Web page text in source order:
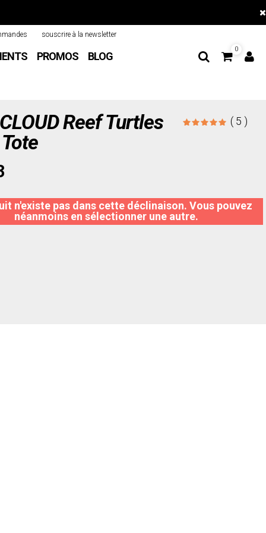
PROMOS BLOG
0
souscrire à la newsletter
Reef Turtles
n'existe pas dans cette déclinaison. Vous pouvez
néanmoins en sélectionner une autre.
( 5 )